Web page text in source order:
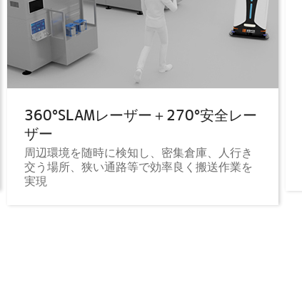
360°SLAMレーザー＋270°安全レー
ザー
周辺環境を随時に検知し、密集倉庫、人行き
交う場所、狭い通路等で効率良く搬送作業を
実現